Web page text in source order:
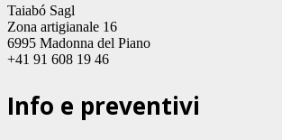
Taiabó Sagl
Zona artigianale 16
6995 Madonna del Piano
+41 91 608 19 46
Info e preventivi